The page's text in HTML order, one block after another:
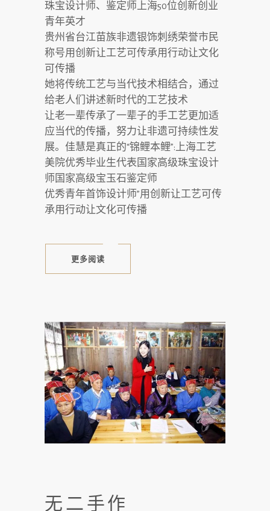
珠宝设计师、鉴定师上海50位创新创业
青年英才
贵州省台江苗族非遗银饰刺绣荣誉市民
称号用创新让工艺可传承用行动让文化
可传播
她将传统工艺与当代技术相结合，通过
给老人们讲述新时代的工艺技术
让老一辈传承了一辈子的手工艺更加适
应当代的传播，努力让非遗可持续性发
展。佳慧是真正的“锦鲤本鲤”:上海工艺
美院优秀毕业生代表国家高级珠宝设计
师国家高级宝玉石鉴定师
优秀青年首饰设计师”用创新让工艺可传
承用行动让文化可传播
更多阅读
无二手作